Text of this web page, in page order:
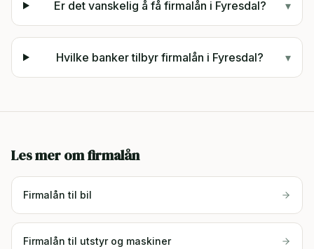
Er det vanskelig å få firmalån i Fyresdal? ▾
Hvilke banker tilbyr firmalån i Fyresdal? ▾
Les mer om firmalån
Firmalån til bil
Firmalån til utstyr og maskiner